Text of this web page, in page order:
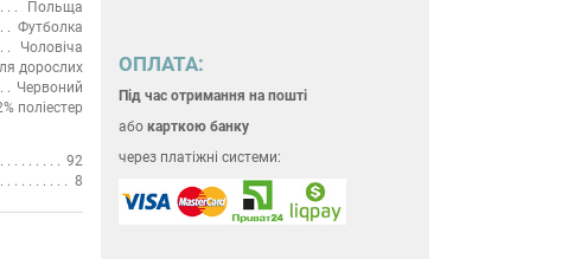
Польща
Футболка
Чоловіча
дорослих
Червоний
поліестер
92
8
ОПЛАТА:
Під час отримання на пошті
або карткою банку
через платіжні системи: